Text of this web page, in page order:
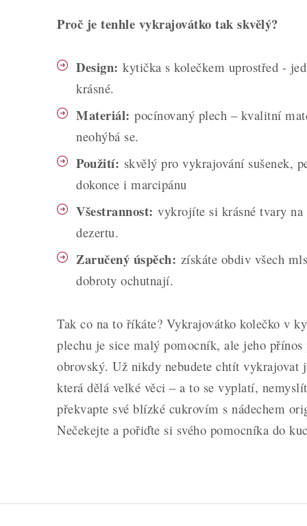
Proč je tenhle vykrajovátko tak skvělý?
Design: kytička s kolečkem uprostřed -
krásné.
Materiál: pocínovaný plech – kvalitní
neohýbá se.
Použití: skvělý pro vykrajování sušenek,
dokonce i marcipánu
Všestrannost: vykrojíte si krásné tvary na
dezertu.
Zaručený úspěch: získáte obdiv všech
dobroty ochutnají.
Tak co na to říkáte? Vykrajovátko kolečko v
plechu je sice malý pomocník, ale jeho
obrovský. Už nikdy nebudete chtít vykrajovat
která dělá velké věci – a to se vyplatí,
překvapte své blízké cukrovím s nádechem
Nečekejte a pořiďte si svého pomocníka do